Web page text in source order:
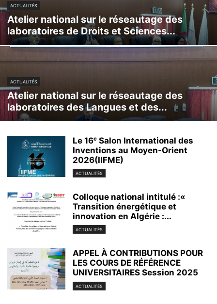
RADIO & TV FR RÉSULTATS
SESSION D’ÉVALUATION 2022 FR SHOWBIZ STYLE TEXTE FR
VIDEO
ACTUALITÉS
Atelier national sur le réseautage des
laboratoires de Droits et Sciences...
ACTUALITÉS
Atelier national sur le réseautage des
laboratoires des Langues et des...
Le 16ᵉ Salon International des
Inventions au Moyen-Orient
2026(IIFME)
ACTUALITÉS
Colloque national intitulé :«
Transition énergétique et
innovation en Algérie :...
ACTUALITÉS
APPEL À CONTRIBUTIONS POUR
LES COURS DE RÉFÉRENCE
UNIVERSITAIRES Session 2025
ACTUALITÉS